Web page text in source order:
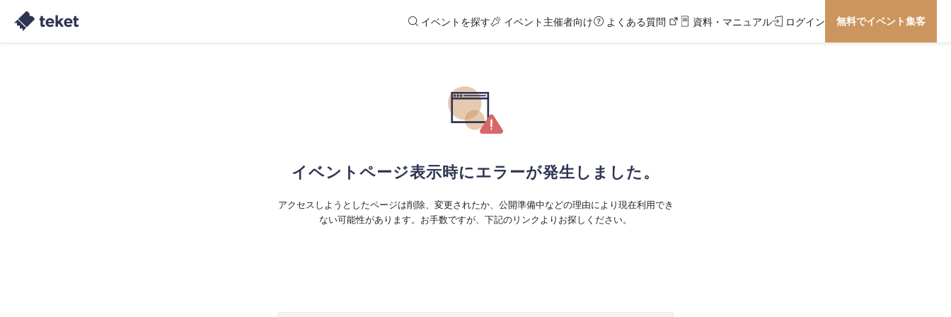
イベントを探す イベント主催者向け よくある質問 資料・マニュアル ログイン 無料でイベント集客
イベントページ表示時にエラーが発生しました。
アクセスしようとしたページは削除、変更されたか、公開準備中などの理由により現在利用でき
ない可能性があります。お手数ですが、下記のリンクよりお探しください。